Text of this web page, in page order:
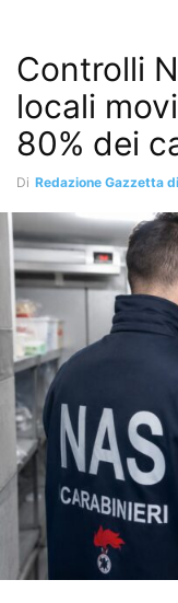
Controlli
locali
80% dei
Di Redazione Gazzetta